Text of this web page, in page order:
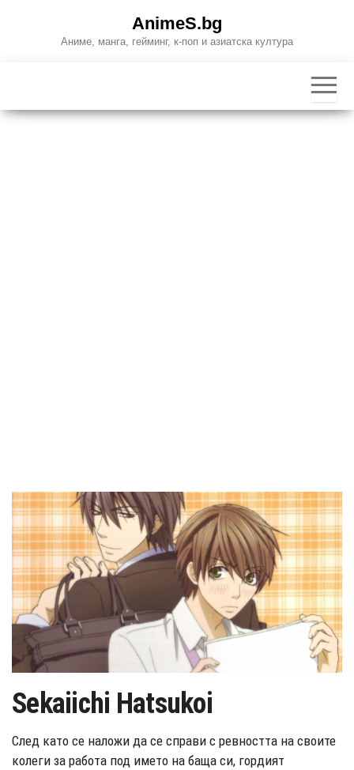
AnimeS.bg
Аниме, манга, гейминг, к-поп и азиатска култура
Sekaiichi Hatsukoi
След като се наложи да се справи с ревността на своите
колеги за работа под името на баща си, гордият